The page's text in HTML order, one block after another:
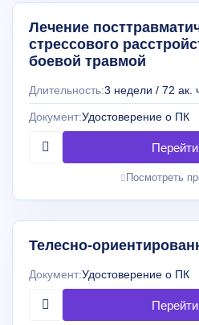
Лечение
стрессового
боевой травмой
Длительность:3 недели / 72 ак.
Документ:Удостоверение о ПК
Посмотреть
Телесно-
Документ:Удостоверение о ПК